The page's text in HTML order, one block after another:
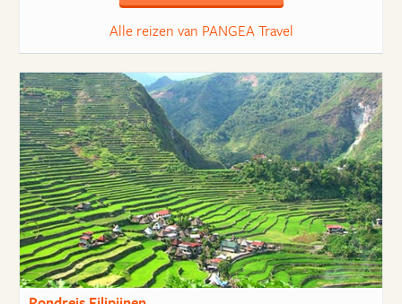
Alle reizen van PANGEA Travel